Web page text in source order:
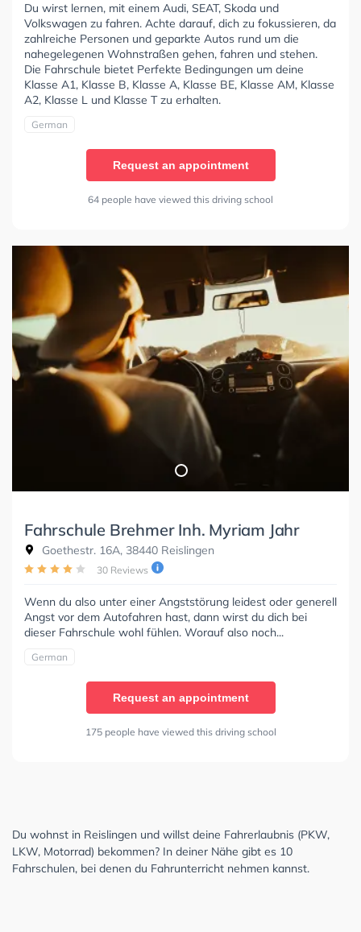
Du wirst lernen, mit einem Audi, SEAT, Skoda und
Volkswagen zu fahren. Achte darauf, dich zu fokussieren, da
zahlreiche Personen und geparkte Autos rund um die
nahegelegenen Wohnstraßen gehen, fahren und stehen.
Die Fahrschule bietet Perfekte Bedingungen um deine
Klasse A1, Klasse B, Klasse A, Klasse BE, Klasse AM, Klasse
A2, Klasse L und Klasse T zu erhalten.
German
Request an appointment
64 people have viewed this driving school
Fahrschule Brehmer Inh. Myriam Jahr
Goethestr. 16A, 38440 Reislingen
30 Reviews
Wenn du also unter einer Angststörung leidest oder generell
Angst vor dem Autofahren hast, dann wirst du dich bei
dieser Fahrschule wohl fühlen. Worauf also noch...
German
Request an appointment
175 people have viewed this driving school
Du wohnst in Reislingen und willst deine Fahrerlaubnis (PKW,
LKW, Motorrad) bekommen? In deiner Nähe gibt es 10
Fahrschulen, bei denen du Fahrunterricht nehmen kannst.